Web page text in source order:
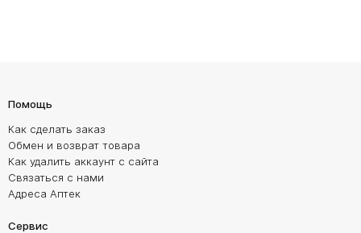
Помощь
Как сделать заказ
Обмен и возврат товара
Как удалить аккаунт с сайта
Связаться с нами
Адреса Аптек
Сервис